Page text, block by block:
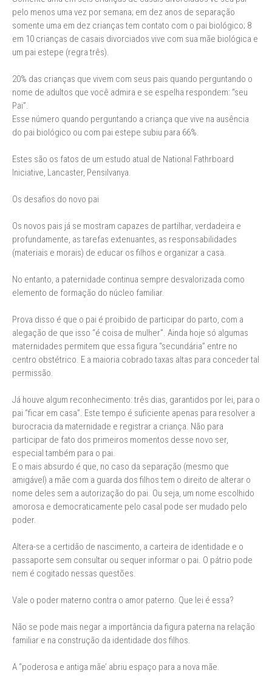
pelo menos uma vez por semana; em dez anos de separação
somente uma em dez crianças tem contato com o pai biológico; 8
em 10 crianças de casais divorciados vive com sua mãe biológica e
um pai estepe (regra três).
20% das crianças que vivem com seus pais quando perguntando o
nome de adultos que você admira e se espelha respondem: “seu
Pai”.
Esse número quando perguntando a criança que vive na ausência
do pai biológico ou com pai estepe subiu para 66%.
Estes são os fatos de um estudo atual de National Fathrboard
Iniciative, Lancaster, Pensilvanya.
Os desafios do novo pai
Os novos pais já se mostram capazes de partilhar, verdadeira e
profundamente, as tarefas extenuantes, as responsabilidades
(materiais e morais) de educar os filhos e organizar a casa.
No entanto, a paternidade continua sempre desvalorizada como
elemento de formação do núcleo familiar.
Prova disso é que o pai é proibido de participar do parto, com a
alegação de que isso “é coisa de mulher”. Ainda hoje só algumas
maternidades permitem que essa figura “secundária” entre no
centro obstétrico. E a maioria cobrado taxas altas para conceder tal
permissão.
Já houve algum reconhecimento: três dias, garantidos por lei, para o
pai “ficar em casa”. Este tempo é suficiente apenas para resolver a
burocracia da maternidade e registrar a criança. Não para
participar de fato dos primeiros momentos desse novo ser,
especial também para o pai.
E o mais absurdo é que, no caso da separação (mesmo que
amigável) a mãe com a guarda dos filhos tem o direito de alterar o
nome deles sem a autorização do pai. Ou seja, um nome escolhido
amorosa e democraticamente pelo casal pode ser mudado pelo
poder.
Altera-se a certidão de nascimento, a carteira de identidade e o
passaporte sem consultar ou sequer informar o pai. O pátrio pode
nem é cogitado nessas questões.
Vale o poder materno contra o amor paterno. Que lei é essa?
Não se pode mais negar a importância da figura paterna na relação
familiar e na construção da identidade dos filhos.
A “poderosa e antiga mãe’ abriu espaço para a nova mãe.